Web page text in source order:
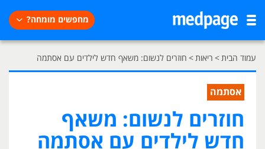
מחפשים מומחה?
עמוד הבית> ריאות> חוזרים לנשום: משאף חדש לילדים עם אסתמה
אסתמה
חוזרים לנשום: משאף
חדש לילדים עם אסתמה